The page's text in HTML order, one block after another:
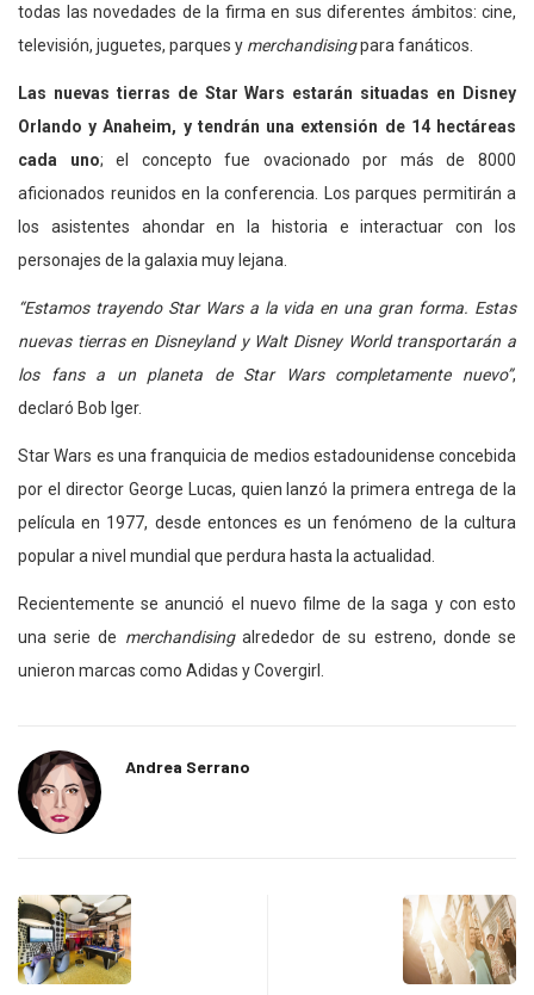
todas las novedades de la firma en sus diferentes ámbitos: cine,
televisión, juguetes, parques y merchandisingpara fanáticos.
Las nuevas tierras de Star Wars estarán situadas en Disney
Orlando y Anaheim, y tendrán una extensión de 14 hectáreas
cada uno; el concepto fue ovacionado por más de 8000
aficionados reunidos en la conferencia. Los parques permitirán a
los asistentes ahondar en la historia e interactuar con los
personajes de la galaxia muy lejana.
“Estamos trayendo Star Wars a la vida en una gran forma. Estas
nuevas tierras en Disneyland y Walt Disney World transportarán a
los fans a un planeta de Star Wars completamente nuevo”,
declaró Bob Iger.
Star Wars es una franquicia de medios estadounidense concebida
por el director George Lucas, quien lanzó la primera entrega de la
película en 1977, desde entonces es un fenómeno de la cultura
popular a nivel mundial que perdura hasta la actualidad.
Recientemente se anunció el nuevo filme de la saga y con esto
una serie de merchandisingalrededor de su estreno, donde se
unieron marcas como Adidas y Covergirl.
Andrea Serrano